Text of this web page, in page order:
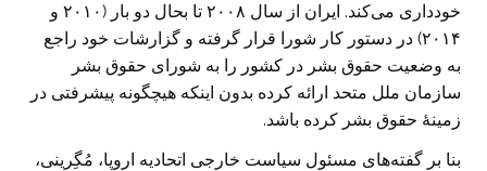
خودداری می‌کند. ایران از سال ۲۰۰۸ تا بحال دو بار (۲۰۱۰ و
۲۰۱۴) در دستور کار شورا قرار گرفته و گزارشات خود راجع
به وضعیت حقوق بشر در کشور را به شورای حقوق بشر
سازمان ملل متحد ارائه کرده بدون اینکه هیچگونه پیشرفتی در
زمینهٔ حقوق بشر کرده باشد.
بنا بر گفته‌های مسئول سیاست خارجی اتحادیه اروپا، مُگِرینی،